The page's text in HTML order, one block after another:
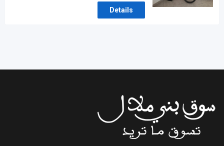
Details